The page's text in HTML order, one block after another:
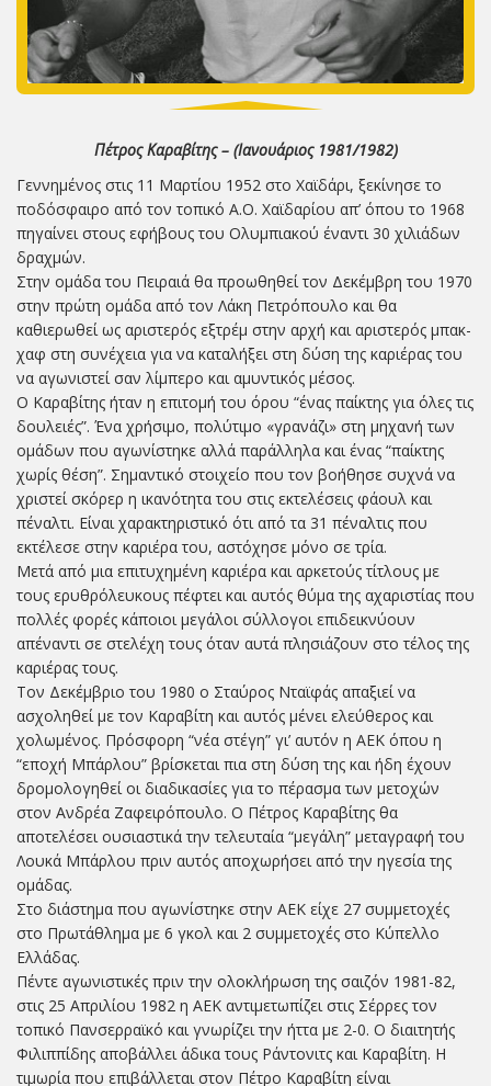
Πέτρος Καραβίτης – (Ιανουάριος 1981/1982)
Γεννημένος στις 11 Μαρτίου 1952 στο Χαϊδάρι, ξεκίνησε το
ποδόσφαιρο από τον τοπικό Α.Ο. Χαϊδαρίου απ’ όπου το 1968
πηγαίνει στους εφήβους του Ολυμπιακού έναντι 30 χιλιάδων
δραχμών.
Στην ομάδα του Πειραιά θα προωθηθεί τον Δεκέμβρη του 1970
στην πρώτη ομάδα από τον Λάκη Πετρόπουλο και θα
καθιερωθεί ως αριστερός εξτρέμ στην αρχή και αριστερός μπακ-
χαφ στη συνέχεια για να καταλήξει στη δύση της καριέρας του
να αγωνιστεί σαν λίμπερο και αμυντικός μέσος.
Ο Καραβίτης ήταν η επιτομή του όρου “ένας παίκτης για όλες τις
δουλειές”. Ένα χρήσιμο, πολύτιμο «γρανάζι» στη μηχανή των
ομάδων που αγωνίστηκε αλλά παράλληλα και ένας “παίκτης
χωρίς θέση”. Σημαντικό στοιχείο που τον βοήθησε συχνά να
χριστεί σκόρερ η ικανότητα του στις εκτελέσεις φάουλ και
πέναλτι. Είναι χαρακτηριστικό ότι από τα 31 πέναλτις που
εκτέλεσε στην καριέρα του, αστόχησε μόνο σε τρία.
Μετά από μια επιτυχημένη καριέρα και αρκετούς τίτλους με
τους ερυθρόλευκους πέφτει και αυτός θύμα της αχαριστίας που
πολλές φορές κάποιοι μεγάλοι σύλλογοι επιδεικνύουν
απέναντι σε στελέχη τους όταν αυτά πλησιάζουν στο τέλος της
καριέρας τους.
Τον Δεκέμβριο του 1980 ο Σταύρος Νταϊφάς απαξιεί να
ασχοληθεί με τον Καραβίτη και αυτός μένει ελεύθερος και
χολωμένος. Πρόσφορη “νέα στέγη” γι’ αυτόν η ΑΕΚ όπου η
“εποχή Μπάρλου” βρίσκεται πια στη δύση της και ήδη έχουν
δρομολογηθεί οι διαδικασίες για το πέρασμα των μετοχών
στον Ανδρέα Ζαφειρόπουλο. Ο Πέτρος Καραβίτης θα
αποτελέσει ουσιαστικά την τελευταία “μεγάλη” μεταγραφή του
Λουκά Μπάρλου πριν αυτός αποχωρήσει από την ηγεσία της
ομάδας.
Στο διάστημα που αγωνίστηκε στην ΑΕΚ είχε 27 συμμετοχές
στο Πρωτάθλημα με 6 γκολ και 2 συμμετοχές στο Κύπελλο
Ελλάδας.
Πέντε αγωνιστικές πριν την ολοκλήρωση της σαιζόν 1981-82,
στις 25 Απριλίου 1982 η ΑΕΚ αντιμετωπίζει στις Σέρρες τον
τοπικό Πανσερραϊκό και γνωρίζει την ήττα με 2-0. Ο διαιτητής
Φιλιππίδης αποβάλλει άδικα τους Ράντονιτς και Καραβίτη. Η
τιμωρία που επιβάλλεται στον Πέτρο Καραβίτη είναι